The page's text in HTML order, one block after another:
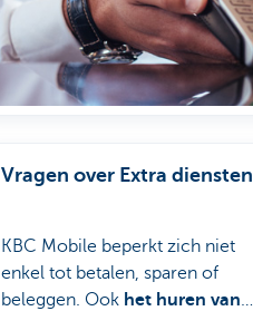
Vragen over Extra diensten
KBC Mobile beperkt zich niet
enkel tot betalen, sparen of
beleggen. Ook het huren van